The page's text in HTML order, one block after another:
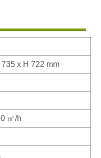
735 x H 722 mm
㎡/h